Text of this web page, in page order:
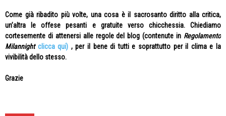
Come già ribadito più volte, una cosa è il sacrosanto diritto alla critica,
un’altra le offese pesanti e gratuite verso chicchessia. Chiediamo
cortesemente di attenersi alle regole del blog (contenute in Regolamento
Milannight clicca qui) , per il bene di tutti e soprattutto per il clima e la
vivibilità dello stesso.
Grazie